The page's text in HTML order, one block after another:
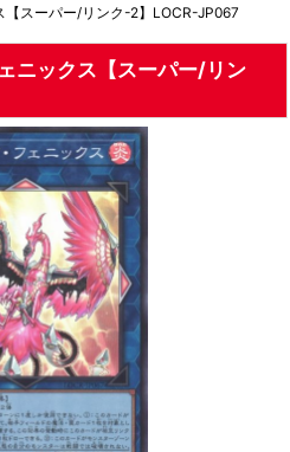
【スーパー/リンク-2】LOCR-JP067
ニックス【スーパー/リン